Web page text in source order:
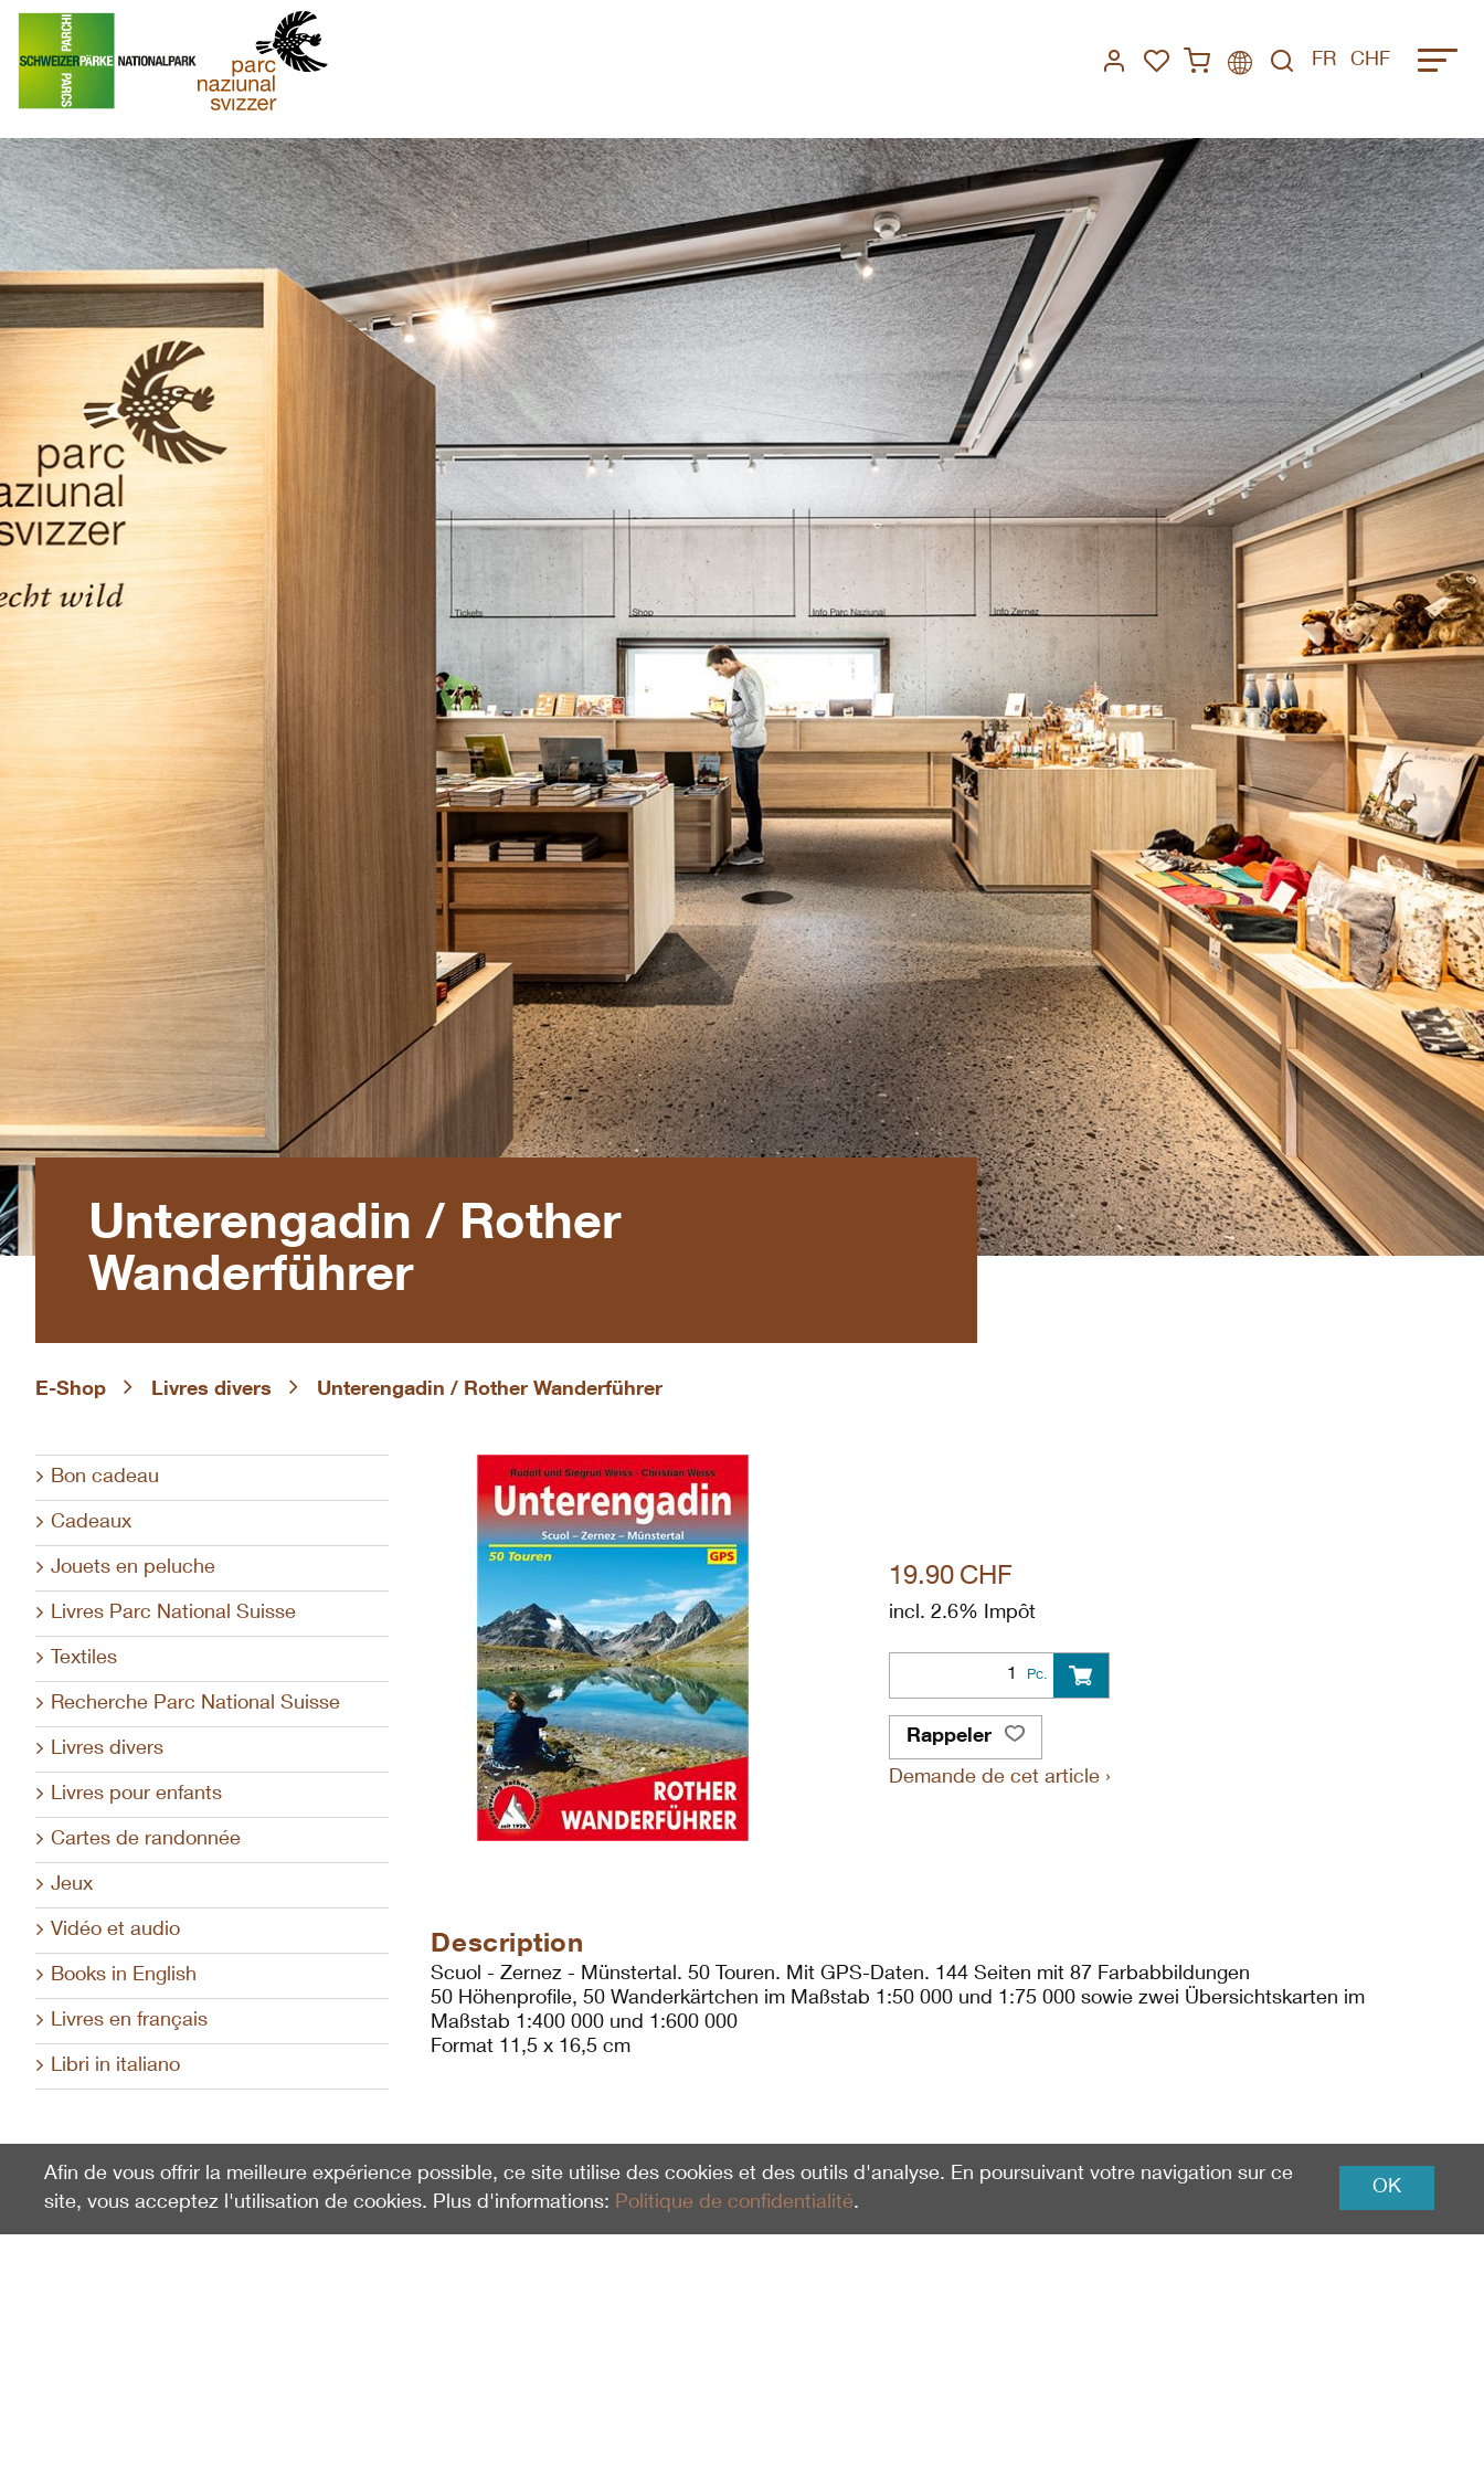
FR CHF
E-Shop Livres divers Unterengadin / Rother Wanderführer
Bon cadeau
Cadeaux
Jouets en peluche
Livres Parc National Suisse
Textiles
Recherche Parc National Suisse
Livres divers
Livres pour enfants
Cartes de randonnée
Jeux
Vidéo et audio
Books in English
Livres en français
Libri in italiano
Unterengadin / Rother
Wanderführer
19.90 CHF
incl. 2.6% Impôt
Pc.
Rappeler
Demande de cet article ›
Description
Scuol - Zernez - Münstertal. 50 Touren. Mit GPS-Daten. 144 Seiten mit 87 Farbabbildungen
50 Höhenprofile, 50 Wanderkärtchen im Maßstab 1:50 000 und 1:75 000 sowie zwei Übersichtskarten im
Maßstab 1:400 000 und 1:600 000
Format 11,5 x 16,5 cm
OK
Afin de vous offrir la meilleure expérience possible, ce site utilise des cookies et des outils d'analyse. En poursuivant votre navigation sur ce
site, vous acceptez l'utilisation de cookies. Plus d'informations: Politique de confidentialité.